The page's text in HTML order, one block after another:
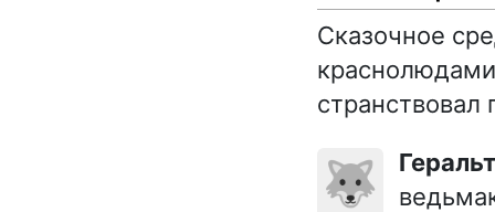
Сказочное
🐺